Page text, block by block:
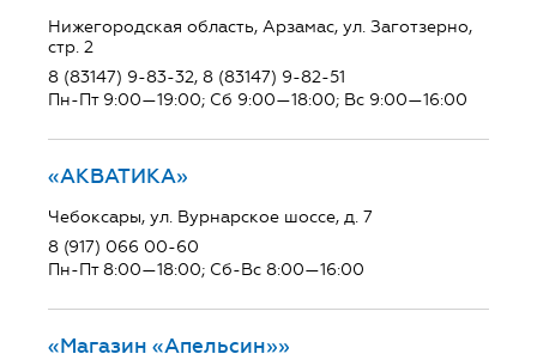
Нижегородская область, Арзамас, ул. Заготзерно,
стр. 2
8 (83147) 9-83-32, 8 (83147) 9-82-51
Пн-Пт 9:00—19:00; Сб 9:00—18:00; Вс 9:00—16:00
«АКВАТИКА»
Чебоксары, ул. Вурнарское шоссе, д. 7
8 (917) 066 00-60
Пн-Пт 8:00—18:00; Сб-Вс 8:00—16:00
«Магазин «Апельсин»»